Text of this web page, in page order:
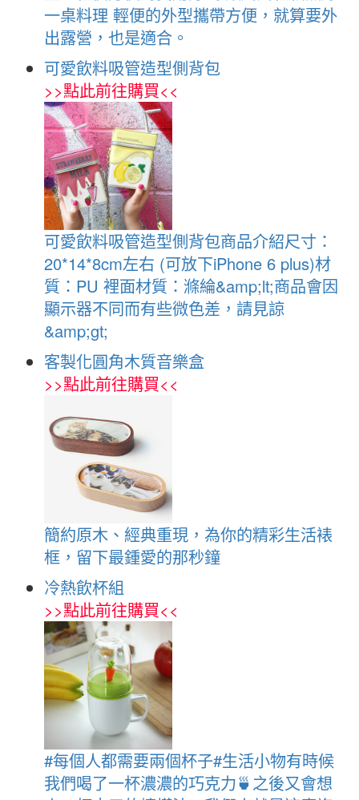
一桌料理 輕便的外型攜帶方便，就算要外
出露營，也是適合。
可愛飲料吸管造型側背包
>>點此前往購買<<
可愛飲料吸管造型側背包商品介紹尺寸：
20*14*8cm左右 (可放下iPhone 6 plus)材
質：PU 裡面材質：滌綸&amp;lt;商品會因
顯示器不同而有些微色差，請見諒
&amp;gt;
客製化圓角木質音樂盒
>>點此前往購買<<
簡約原木、經典重現，為你的精彩生活裱
框，留下最鍾愛的那秒鐘
冷熱飲杯組
>>點此前往購買<<
#‎每個人都需要兩個杯子‬‪#‎生活小物‬有時候
我們喝了一杯濃濃的巧克力🍵之後又會想